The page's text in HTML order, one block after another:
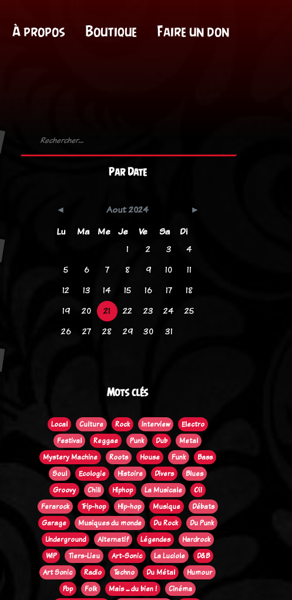
À propos Boutique Faire un don
Par Date
Aout 2024
Lu
Ma Me Je Ve Sa
Di
1
2 3
4
5
6 7 8 9 10
11
12
13 14 15 16 17
18
19
20 21 22 23 24
25
26
27 28 29 30 31
Mots clés
Local Culture Rock Interview
Electro
Festival
Reggae Punk Dub
Metal
Mystery Machine
Roots House Funk
Bass
Soul
Ecologie Histoire Divers
Blues
Groovy
Chill Hiphop La Musicale
Oi!
Ferarock
Trip-hop Hip-hop Musique
Débats
Garage
Musiques du monde Du Rock
Du Punk
Underground
Alternatif Légendes
Hardrock
WIP
Tiers-Lieu Art-Sonic La Luciole
D&B
Art Sonic
Radio Techno Du Métal
Humour
Pop
Folk Mais ... du bien !
Cinéma